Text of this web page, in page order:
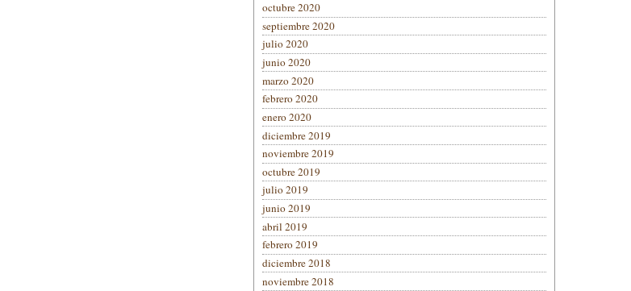
octubre 2020
septiembre 2020
julio 2020
junio 2020
marzo 2020
febrero 2020
enero 2020
diciembre 2019
noviembre 2019
octubre 2019
julio 2019
junio 2019
abril 2019
febrero 2019
diciembre 2018
noviembre 2018